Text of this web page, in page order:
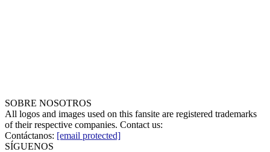
SOBRE NOSOTROS
All logos and images used on this fansite are registered trademarks
of their respective companies. Contact us:
Contáctanos: [email protected]
SÍGUENOS